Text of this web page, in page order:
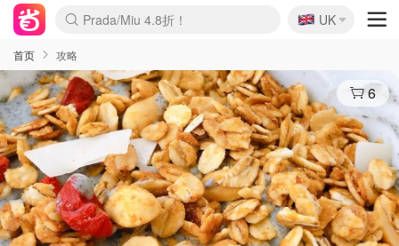
Prada/Miu 4.8折！
🇬🇧
UK
首页 攻略
6